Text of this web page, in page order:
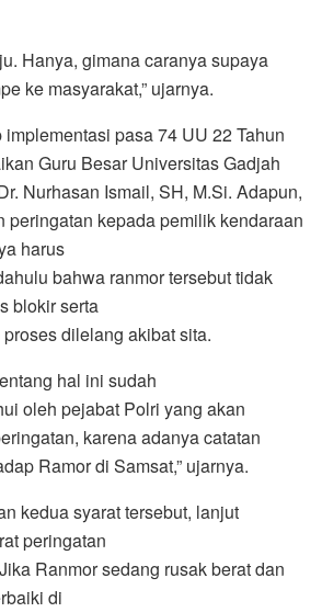
Hanya, gimana caranya supaya
ke masyarakat,” ujarnya.
pasa 74 UU 22 Tahun
Guru Besar Universitas Gadjah
Nurhasan Ismail, SH, M.Si. Adapun,
peringatan kepada pemilik kendaraan
harus
bahwa ranmor tersebut tidak
blokir serta
dilelang akibat sita.
hal ini sudah
oleh pejabat Polri yang akan
karena adanya catatan
Ramor di Samsat,” ujarnya.
kedua syarat tersebut, lanjut
peringatan
Ranmor sedang rusak berat dan
di